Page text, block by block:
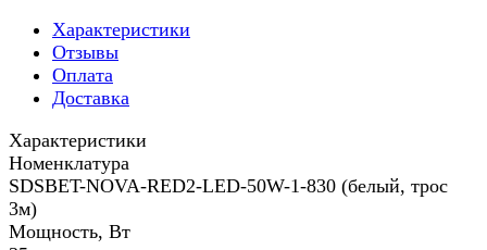
Характеристики
Отзывы
Оплата
Доставка
Характеристики
Номенклатура
SDSBET-NOVA-RED2-LED-50W-1-830 (белый, трос
3м)
Мощность, Вт